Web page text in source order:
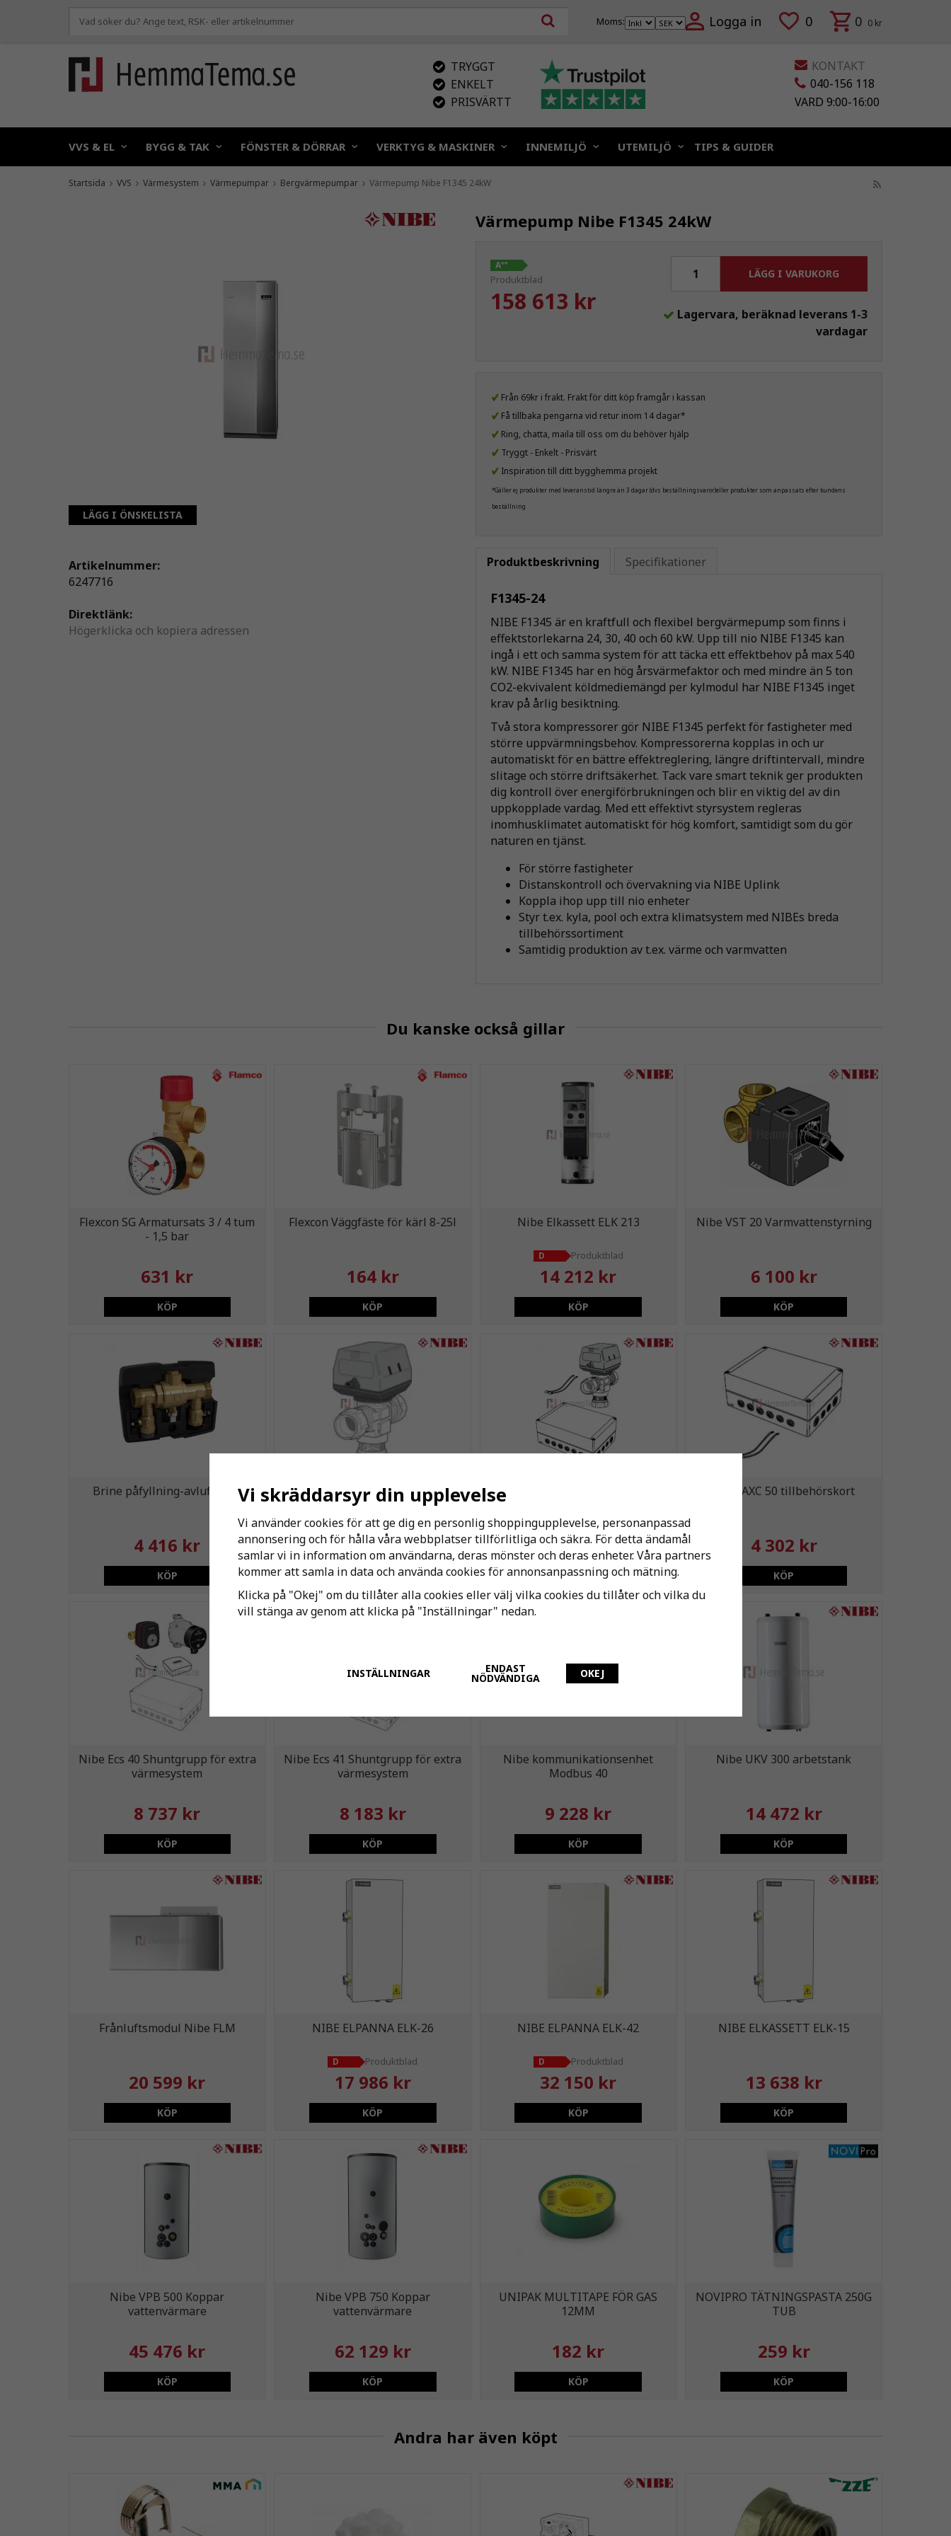
Moms: Logga in 0 0 0 kr
KONTAKT
040-156 118
VARD 9:00-16:00
TRYGGT
ENKELT
PRISVÄRTT
VVS & EL BYGG & TAK FÖNSTER & DÖRRAR VERKTYG & MASKINER INNEMILJÖ UTEMILJÖ TIPS & GUIDER
Startsida VVS Värmesystem Värmepumpar Bergvärmepumpar Värmepump Nibe F1345 24kW
Värmepump Nibe F1345 24kW
A++
Produktblad
158 613 kr
LÄGG I VARUKORG
Lagervara, beräknad leverans 1-3
vardagar
Från 69kr i frakt. Frakt för ditt köp framgår i kassan
Få tillbaka pengarna vid retur inom 14 dagar*
Ring, chatta, maila till oss om du behöver hjälp
Tryggt - Enkelt - Prisvärt
Inspiration till ditt bygghemma projekt
*Gäller ej produkter med leveranstid längre än 3 dagar (dvs beställningsvaror)eller produkter som anpassats efter kundens
beställning
Produktbeskrivning Specifikationer
F1345-24
NIBE F1345 är en kraftfull och flexibel bergvärmepump som finns i
effektstorlekarna 24, 30, 40 och 60 kW. Upp till nio NIBE F1345 kan
ingå i ett och samma system för att täcka ett effektbehov på max 540
kW. NIBE F1345 har en hög årsvärmefaktor och med mindre än 5 ton
CO2-ekvivalent köldmediemängd per kylmodul har NIBE F1345 inget
krav på årlig besiktning.
Två stora kompressorer gör NIBE F1345 perfekt för fastigheter med
större uppvärmningsbehov. Kompressorerna kopplas in och ur
automatiskt för en bättre effektreglering, längre driftintervall, mindre
slitage och större driftsäkerhet. Tack vare smart teknik ger produkten
dig kontroll över energiförbrukningen och blir en viktig del av din
uppkopplade vardag. Med ett effektivt styrsystem regleras
inomhusklimatet automatiskt för hög komfort, samtidigt som du gör
naturen en tjänst.
För större fastigheter
Distanskontroll och övervakning via NIBE Uplink
Koppla ihop upp till nio enheter
Styr t.ex. kyla, pool och extra klimatsystem med NIBEs breda
tillbehörssortiment
Samtidig produktion av t.ex. värme och varmvatten
LÄGG I ÖNSKELISTA
Artikelnummer:
6247716
Direktlänk:
Högerklicka och kopiera adressen
Du kanske också gillar
Flexcon SG Armatursats 3 / 4 tum
- 1,5 bar
631 kr
KÖP
Flexcon Väggfäste för kärl 8-25l
164 kr
KÖP
Nibe Elkassett ELK 213
D Produktblad
14 212 kr
KÖP
Nibe VST 20 Varmvattenstyrning
6 100 kr
KÖP
Brine påfyllning-avluftning.
4 416 kr
KÖP
NIBE VST11 Varmvattenstyrning
3 178 kr
KÖP
5 274 kr
KÖP
Nibe AXC 50 tillbehörskort
4 302 kr
KÖP
Nibe Ecs 40 Shuntgrupp för extra
värmesystem
8 737 kr
KÖP
Nibe Ecs 41 Shuntgrupp för extra
värmesystem
8 183 kr
KÖP
Nibe kommunikationsenhet
Modbus 40
9 228 kr
KÖP
Nibe UKV 300 arbetstank
14 472 kr
KÖP
Frånluftsmodul Nibe FLM
20 599 kr
KÖP
NIBE ELPANNA ELK-26
D Produktblad
17 986 kr
KÖP
NIBE ELPANNA ELK-42
D Produktblad
32 150 kr
KÖP
NIBE ELKASSETT ELK-15
13 638 kr
KÖP
Nibe VPB 500 Koppar
vattenvärmare
45 476 kr
KÖP
Nibe VPB 750 Koppar
vattenvärmare
62 129 kr
KÖP
UNIPAK MULTITAPE FÖR GAS
12MM
182 kr
KÖP
NOVIPRO TÄTNINGSPASTA 250G
TUB
259 kr
KÖP
Andra har även köpt
Vi skräddarsyr din upplevelse
Vi använder cookies för att ge dig en personlig shoppingupplevelse, personanpassad
annonsering och för hålla våra webbplatser tillförlitliga och säkra. För detta ändamål
samlar vi in information om användarna, deras mönster och deras enheter. Våra partners
kommer att samla in data och använda cookies för annonsanpassning och mätning.
Klicka på "Okej" om du tillåter alla cookies eller välj vilka cookies du tillåter och vilka du
vill stänga av genom att klicka på "Inställningar" nedan.
INSTÄLLNINGAR ENDAST
NÖDVÄNDIGA OKEJ